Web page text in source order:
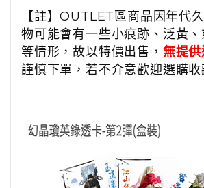
【註】OUTLET區商品因年代
物可能會有一些小痕跡、泛黃
等情形，故以特價出售， 無提
謹慎下單，若不介意歡迎選購收